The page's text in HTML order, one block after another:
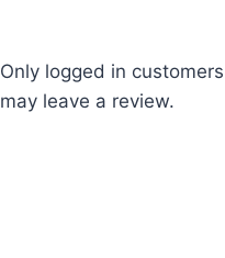
Only logged in
may leave a review.